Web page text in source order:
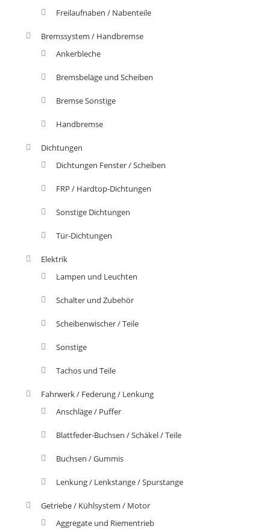
Freilaufnaben / Nabenteile
Bremssystem / Handbremse
Ankerbleche
Bremsbeläge und Scheiben
Bremse Sonstige
Handbremse
Dichtungen
Dichtungen Fenster / Scheiben
FRP / Hardtop-Dichtungen
Sonstige Dichtungen
Tür-Dichtungen
Elektrik
Lampen und Leuchten
Schalter und Zubehör
Scheibenwischer / Teile
Sonstige
Tachos und Teile
Fahrwerk / Federung / Lenkung
Anschläge / Puffer
Blattfeder-Buchsen / Schäkel / Teile
Buchsen / Gummis
Lenkung / Lenkstange / Spurstange
Getriebe / Kühlsystem / Motor
Aggregate und Riementrieb